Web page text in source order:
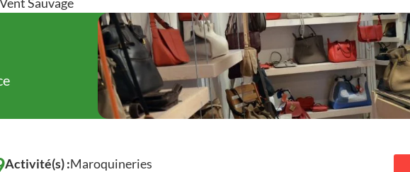
Activité(s) :Maroquineries